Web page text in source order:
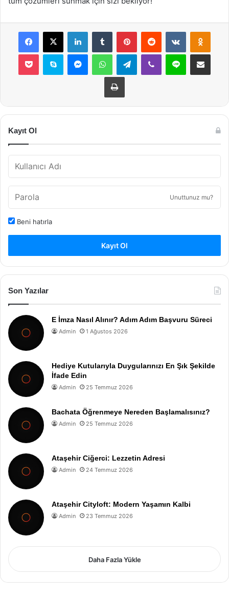
Facebook
X LinkedInTumblr PinterestReddit VKontakte
Pocket Skype MessengerWhatsAppTelegramViber Line E-Posta ile
Yazdır
Kayıt Ol
Unuttunuz mu?
Beni hatırla
Kayıt Ol
Son Yazılar
E İmza Nasıl Alınır? Adım Adım Başvuru Süreci
Admin 1 Ağustos 2026
Hediye Kutularıyla Duygularınızı En Şık Şekilde
İfade Edin
Admin 25 Temmuz 2026
Bachata Öğrenmeye Nereden Başlamalısınız?
Admin 25 Temmuz 2026
Ataşehir Ciğerci: Lezzetin Adresi
Admin 24 Temmuz 2026
Ataşehir Cityloft: Modern Yaşamın Kalbi
Admin 23 Temmuz 2026
Daha Fazla Yükle